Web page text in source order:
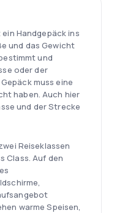
Handgepäck ins
und das Gewicht
und
oder der
muss eine
haben. Auch hier
und der Strecke
Reiseklassen
Class. Auf den
warme Speisen,